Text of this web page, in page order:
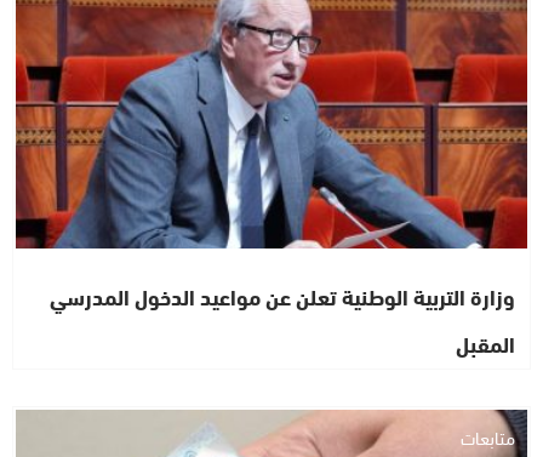
وزارة التربية الوطنية تعلن عن مواعيد الدخول المدرسي
المقبل
متابعات